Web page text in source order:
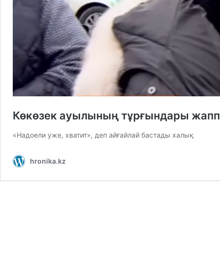
Көкөзек ауылының тұрғындары
«Надоели уже, хватит», деп айғайлай бастады халық
hronika.kz